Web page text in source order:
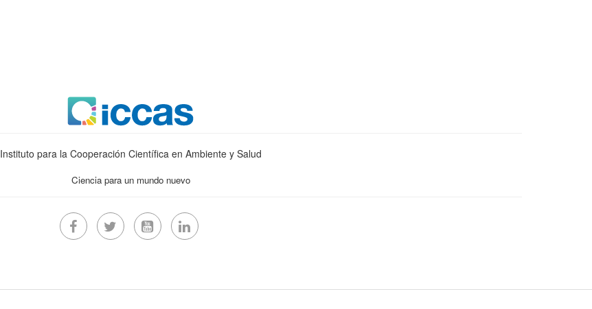
Instituto para la Cooperación Científica en Ambiente y Salud
Ciencia para un mundo nuevo